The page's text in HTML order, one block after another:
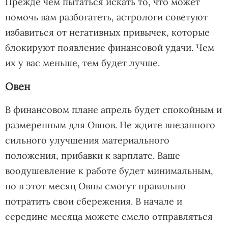
помочь вам разбогатеть, астрологи советуют
избавиться от негативных привычек, которые
блокируют появление финансовой удачи. Чем
их у вас меньше, тем будет лучше.
Овен
В финансовом плане апрель будет спокойным и
размеренным для Овнов. Не ждите внезапного
сильного улучшения материального
положения, прибавки к зарплате. Ваше
воодушевление к работе будет минимальным,
но в этот месяц Овны смогут правильно
потратить свои сбережения. В начале и
середине месяца можете смело отправляться